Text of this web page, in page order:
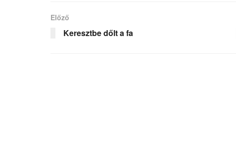
Előző
Keresztbe dőlt a fa